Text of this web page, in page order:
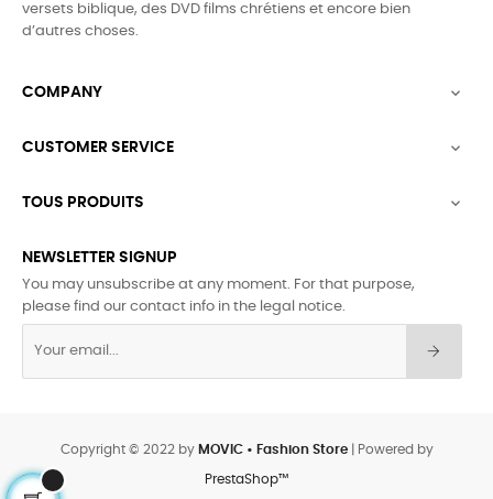
versets biblique, des DVD films chrétiens et encore bien
d’autres choses.
COMPANY 
CUSTOMER SERVICE 
TOUS PRODUITS 
NEWSLETTER SIGNUP
You may unsubscribe at any moment. For that purpose,
please find our contact info in the legal notice.
Copyright © 2022 by MOVIC • Fashion Store| Powered by
PrestaShop™